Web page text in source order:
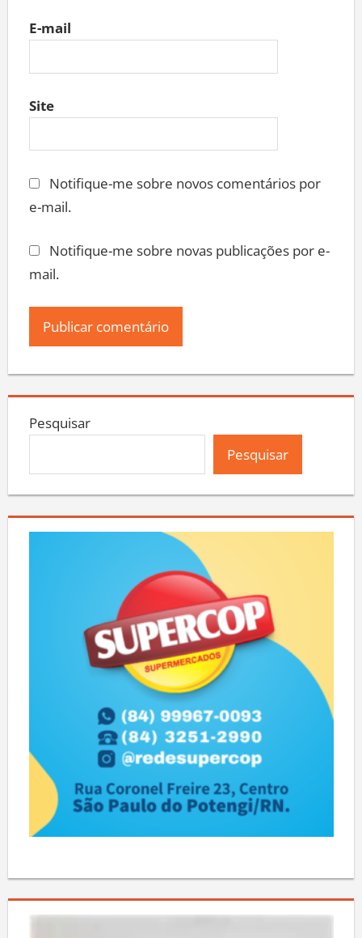
E-mail
Site
Notifique-me sobre novos comentários por
e-mail.
Notifique-me sobre novas publicações por e-
mail.
Pesquisar
Pesquisar